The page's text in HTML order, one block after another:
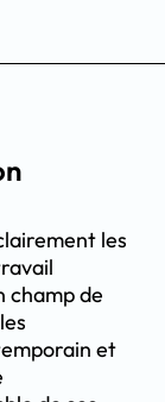
les
champ de
et